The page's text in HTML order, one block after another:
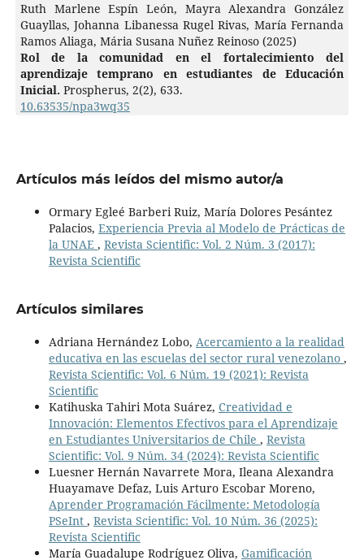
Ruth Marlene Espín León, Mayra Alexandra González
Guayllas, Johanna Libanessa Rugel Rivas, María Fernanda
Ramos Aliaga, Mária Susana Nuñez Reinoso (2025)
Rol de la comunidad en el fortalecimiento del
aprendizaje temprano en estudiantes de Educación
Inicial. Prospherus, 2(2), 633.
10.63535/npa3wq35
Artículos más leídos del mismo autor/a
Ormary Egleé Barberi Ruiz, María Dolores Pesántez
Palacios, Experiencia Previa al Modelo de Prácticas de
la UNAE , Revista Scientific: Vol. 2 Núm. 3 (2017):
Revista Scientific
Artículos similares
Adriana Hernández Lobo, Acercamiento a la realidad
educativa en las escuelas del sector rural venezolano ,
Revista Scientific: Vol. 6 Núm. 19 (2021): Revista
Scientific
Katihuska Tahiri Mota Suárez, Creatividad e
Innovación: Elementos Efectivos para el Aprendizaje
en Estudiantes Universitarios de Chile , Revista
Scientific: Vol. 9 Núm. 34 (2024): Revista Scientific
Luesner Hernán Navarrete Mora, Ileana Alexandra
Huayamave Defaz, Luis Arturo Escobar Moreno,
Aprender Programación Fácilmente: Metodología
PSeInt , Revista Scientific: Vol. 10 Núm. 36 (2025):
Revista Scientific
María Guadalupe Rodríguez Oliva, Gamificación